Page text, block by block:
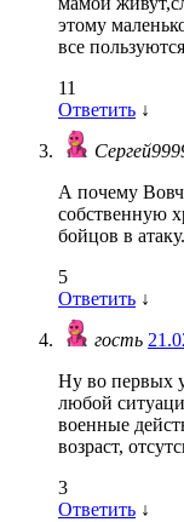
этому
все
11
Ответить ↓
А почему
собственную
бойцов в
5
Ответить ↓
гость
Ну во первых
любой
военные
возраст,
3
Ответить ↓